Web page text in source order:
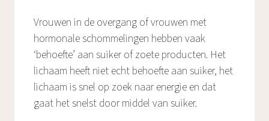
Vrouwen in de overgang of vrouwen met
hormonale schommelingen hebben vaak
‘behoefte’ aan suiker of zoete producten. Het
lichaam heeft niet echt behoefte aan suiker, het
lichaam is snel op zoek naar energie en dat
gaat het snelst door middel van suiker.